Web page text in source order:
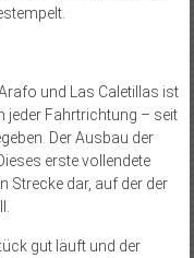
und Las Caletillas ist
jeder Fahrtrichtung – seit
Der Ausbau der
erste vollendete
Strecke dar, auf der der
gut läuft und der